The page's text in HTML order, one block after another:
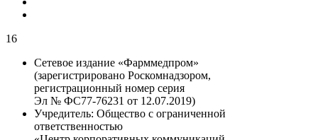
16
Сетевое издание «Фарммедпром»
(зарегистрировано Роскомнадзором,
регистрационный номер серия
Эл № ФС77-76231 от 12.07.2019)
Учредитель: Общество с ограниченной
ответственностью